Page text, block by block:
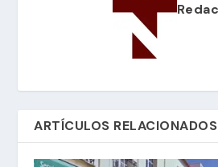
ARTÍCULOS RELACIONADOS